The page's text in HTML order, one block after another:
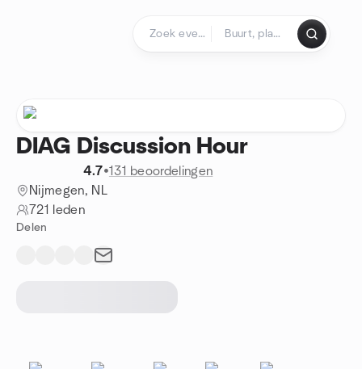
DIAG Discussion Hour
4.7•131 beoordelingen
Nijmegen, NL
721 leden
Delen